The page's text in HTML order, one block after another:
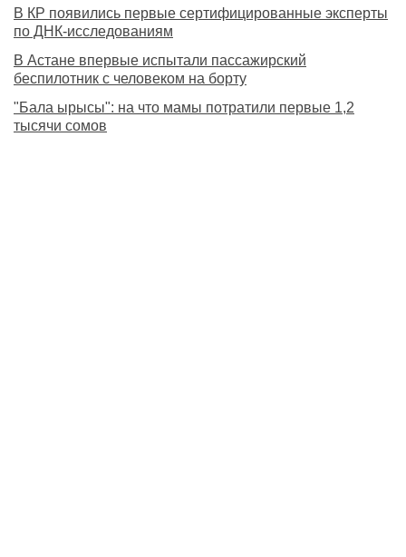
В КР появились первые сертифицированные эксперты
по ДНК-исследованиям
В Астане впервые испытали пассажирский
беспилотник с человеком на борту
"Бала ырысы": на что мамы потратили первые 1,2
тысячи сомов